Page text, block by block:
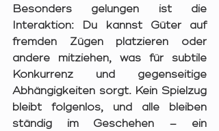
Interaktion: Du kannst Güter auf
fremden Zügen platzieren oder
andere mitziehen, was für subtile
Konkurrenz und gegenseitige
Abhängigkeiten sorgt. Kein Spielzug
bleibt folgenlos, und alle bleiben
ständig im Geschehen – ein